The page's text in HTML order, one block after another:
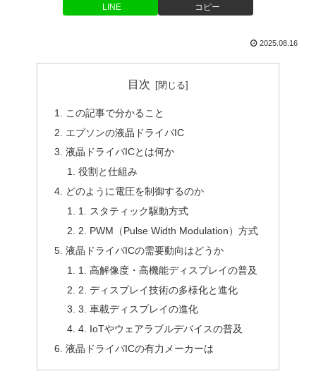
LINE コピー
2025.08.16
目次
この記事で分かること
エプソンの液晶ドライバIC
液晶ドライバICとは何か
役割と仕組み
どのように電圧を制御するのか
1. スタティック駆動方式
2. PWM（Pulse Width Modulation）方式
液晶ドライバICの需要動向はどうか
1. 高解像度・高機能ディスプレイの普及
2. ディスプレイ技術の多様化と進化
3. 車載ディスプレイの進化
4. IoTやウェアラブルデバイスの普及
液晶ドライバICの有力メーカーは